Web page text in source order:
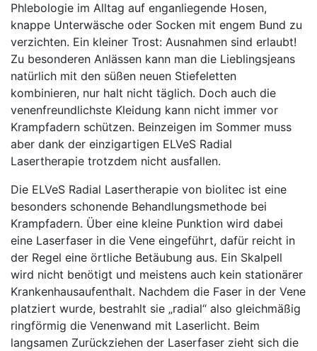
Phlebologie im Alltag auf enganliegende Hosen,
knappe Unterwäsche oder Socken mit engem Bund zu
verzichten. Ein kleiner Trost: Ausnahmen sind erlaubt!
Zu besonderen Anlässen kann man die Lieblingsjeans
natürlich mit den süßen neuen Stiefeletten
kombinieren, nur halt nicht täglich. Doch auch die
venenfreundlichste Kleidung kann nicht immer vor
Krampfadern schützen. Beinzeigen im Sommer muss
aber dank der einzigartigen ELVeS Radial
Lasertherapie trotzdem nicht ausfallen.
Die ELVeS Radial Lasertherapie von biolitec ist eine
besonders schonende Behandlungsmethode bei
Krampfadern. Über eine kleine Punktion wird dabei
eine Laserfaser in die Vene eingeführt, dafür reicht in
der Regel eine örtliche Betäubung aus. Ein Skalpell
wird nicht benötigt und meistens auch kein stationärer
Krankenhausaufenthalt. Nachdem die Faser in der Vene
platziert wurde, bestrahlt sie „radial“ also gleichmäßig
ringförmig die Venenwand mit Laserlicht. Beim
langsamen Zurückziehen der Laserfaser zieht sich die